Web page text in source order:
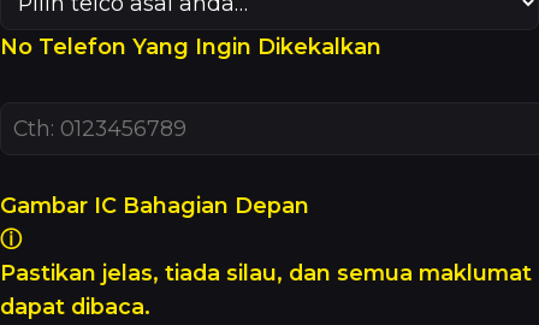
No Telefon Yang Ingin Dikekalkan
Gambar IC Bahagian Depan
ⓘ
Pastikan jelas, tiada silau, dan semua maklumat
dapat dibaca.